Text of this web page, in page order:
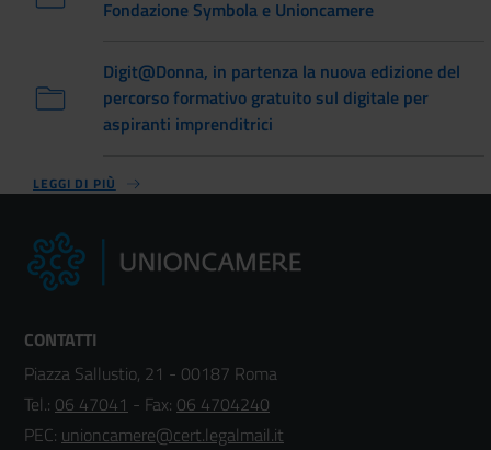
Fondazione Symbola e Unioncamere
Digit@Donna, in partenza la nuova edizione del
percorso formativo gratuito sul digitale per
aspiranti imprenditrici
LEGGI DI PIÙ
CONTATTI
Piazza Sallustio, 21 - 00187 Roma
Tel.: 06 47041 - Fax: 06 4704240
PEC: unioncamere@cert.legalmail.it